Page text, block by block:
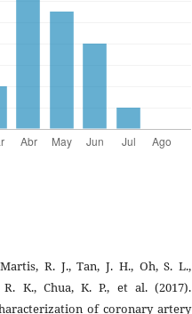
R. J., Tan, J. H., Oh, S. L.,
K., Chua, K. P., et al. (2017).
of coronary artery